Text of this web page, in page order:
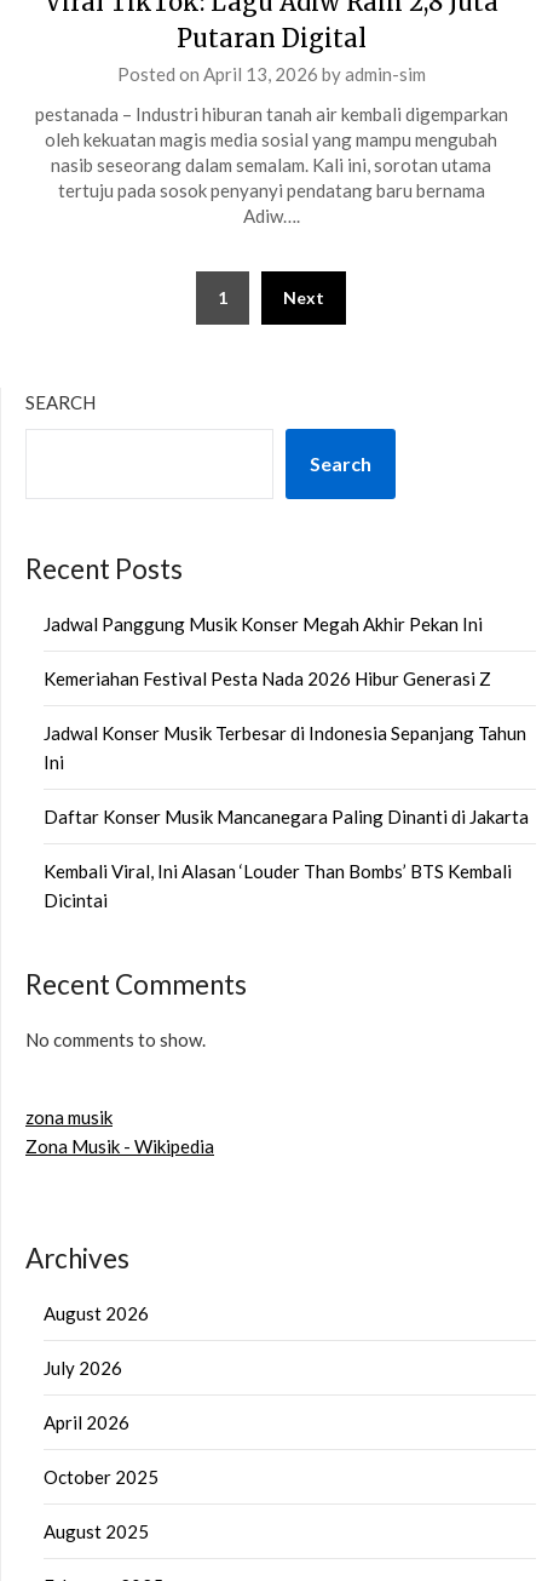
Putaran Digital
Posted on April 13, 2026 byadmin-sim
pestanada – Industri hiburan tanah air kembali digemparkan
oleh kekuatan magis media sosial yang mampu mengubah
nasib seseorang dalam semalam. Kali ini, sorotan utama
tertuju pada sosok penyanyi pendatang baru bernama
Adiw….
1 Next
SEARCH
Search
Recent Posts
Jadwal Panggung Musik Konser Megah Akhir Pekan Ini
Kemeriahan Festival Pesta Nada 2026 Hibur Generasi Z
Jadwal Konser Musik Terbesar di Indonesia Sepanjang Tahun
Ini
Daftar Konser Musik Mancanegara Paling Dinanti di Jakarta
Kembali Viral, Ini Alasan ‘Louder Than Bombs’ BTS Kembali
Dicintai
Recent Comments
No comments to show.
zona musik
Zona Musik - Wikipedia
Archives
August 2026
July 2026
April 2026
October 2025
August 2025